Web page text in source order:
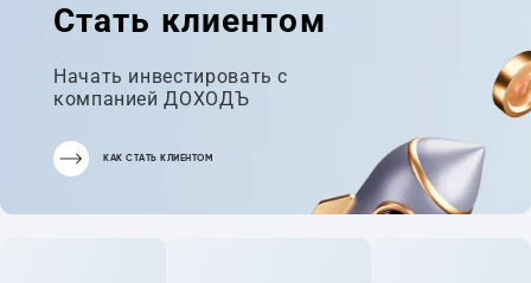
Стать клиентом
Начать инвестировать с
компанией ДОХОДЪ
КАК СТАТЬ КЛИЕНТОМ